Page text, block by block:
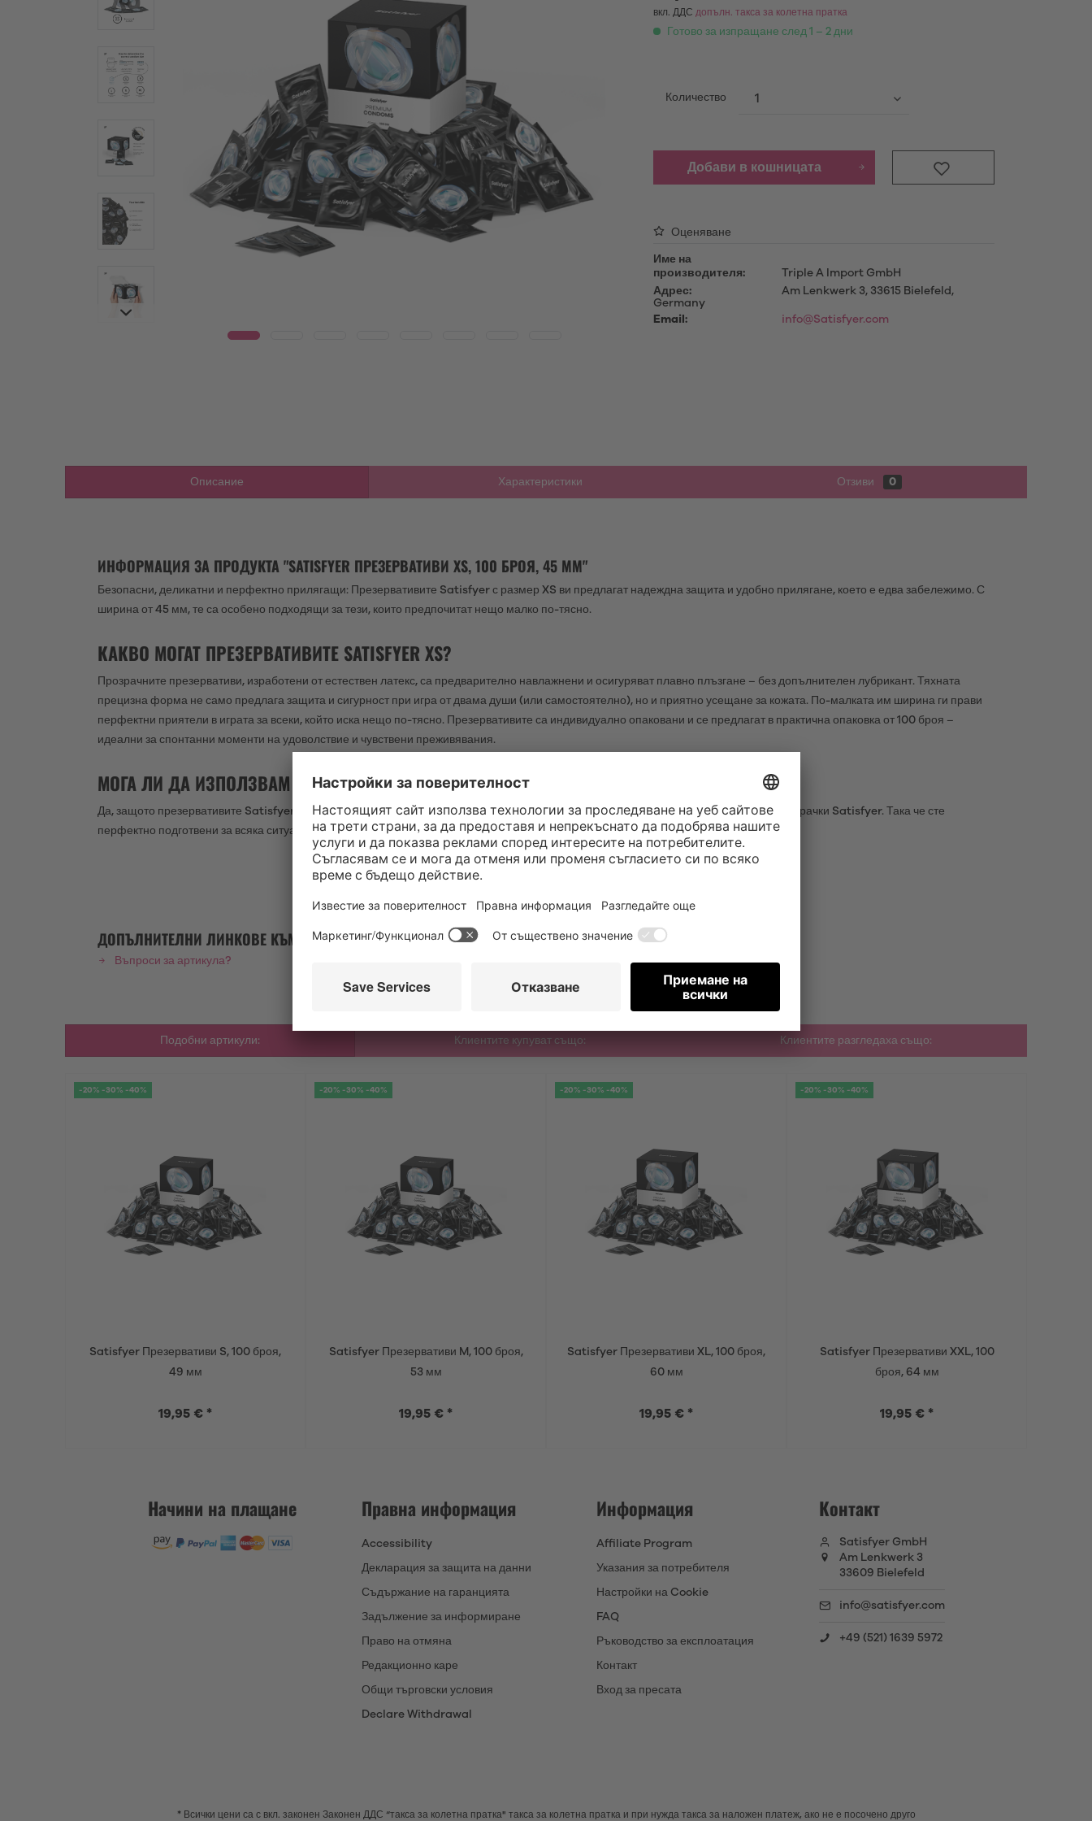
Стъклени дилда
Секс играчки за двойки
Мултивибратори
Технология Air Pulse
Играчки за клитор
Вибратори за поставяне
Warming Vibrators
Луксозни вибратори
Vulva Toys
Мастурбатори
Penis Toys
Пръстени за пенис
Сменяеми накрайници
Продукти за поддръжка
Накрайници за мастурбатори
Sex Toy Storage
Продукти
вкл. ДДС допълн. такса за колетна пратка
Готово за изпращане след 1 – 2 дни
Количество
Добави в кошницата
Оценяване
Име на
производителя:
Triple A Import GmbH
Адрес:
Am Lenkwerk 3, 33615 Bielefeld,
Germany
Email:
info@Satisfyer.com
Описание Характеристики Отзиви 0
ИНФОРМАЦИЯ ЗА ПРОДУКТА "SATISFYER ПРЕЗЕРВАТИВИ XS, 100 БРОЯ, 45 ММ"
Безопасни, деликатни и перфектно прилягащи: Презервативите Satisfyer с размер XS ви предлагат надеждна защита и удобно прилягане, което е едва забележимо. С
ширина от 45 мм, те са особено подходящи за тези, които предпочитат нещо малко по-тясно.
КАКВО МОГАТ ПРЕЗЕРВАТИВИТЕ SATISFYER XS?
Прозрачните презервативи, изработени от естествен латекс, са предварително навлажнени и осигуряват плавно плъзгане – без допълнителен лубрикант. Тяхната
прецизна форма не само предлага защита и сигурност при игра от двама души (или самостоятелно), но и приятно усещане за кожата. По-малката им ширина ги прави
перфектни приятели в играта за всеки, който иска нещо по-тясно. Презервативите са индивидуално опаковани и се предлагат в практична опаковка от 100 броя –
идеални за спонтанни моменти на удоволствие и чувствени преживявания.
МОГА ЛИ ДА ИЗПОЛЗВАМ ПРЕЗЕРВАТИВИ SATISFYER И СЪС СЕКС ИГРАЧКИ?
Да, защото презервативите Satisfyer са покрити с лубрикант на водна основа и следователно са съвместими с всички силиконови играчки Satisfyer. Така че сте
перфектно подготвени за всяка ситуация – независимо какви са вашите желания.
ДОПЪЛНИТЕЛНИ ЛИНКОВЕ КЪМ "SATISFYER ПРЕЗЕРВАТИВИ XS, 100 БРОЯ, 45 ММ"
Въпроси за артикула?
Подобни артикули: Клиентите купуват също: Клиентите разгледаха също:
-20% -30% -40%
Satisfyer Презервативи S, 100 броя,
49 мм
19,95 € *
-20% -30% -40%
Satisfyer Презервативи M, 100 броя,
53 мм
19,95 € *
-20% -30% -40%
Satisfyer Презервативи XL, 100 броя,
60 мм
19,95 € *
-20% -30% -40%
Satisfyer Презервативи XXL, 100
броя, 64 мм
19,95 € *
Начини на плащане Правна информация
Accessibility
Декларация за защита на данни
Съдържание на гаранцията
Задължение за информиране
Право на отмяна
Редакционно каре
Общи търговски условия
Declare Withdrawal
Информация
Affiliate Program
Указания за потребителя
Настройки на Cookie
FAQ
Ръководство за експлоатация
Контакт
Вход за пресата
Контакт
Satisfyer GmbH
Am Lenkwerk 3
33609 Bielefeld
info@satisfyer.com
+49 (521) 1639 5972
* Всички цени са с вкл. законен Законен ДДС “такса за колетна пратка" такса за колетна пратка и при нужда такса за наложен платеж, ако не е посочено друго